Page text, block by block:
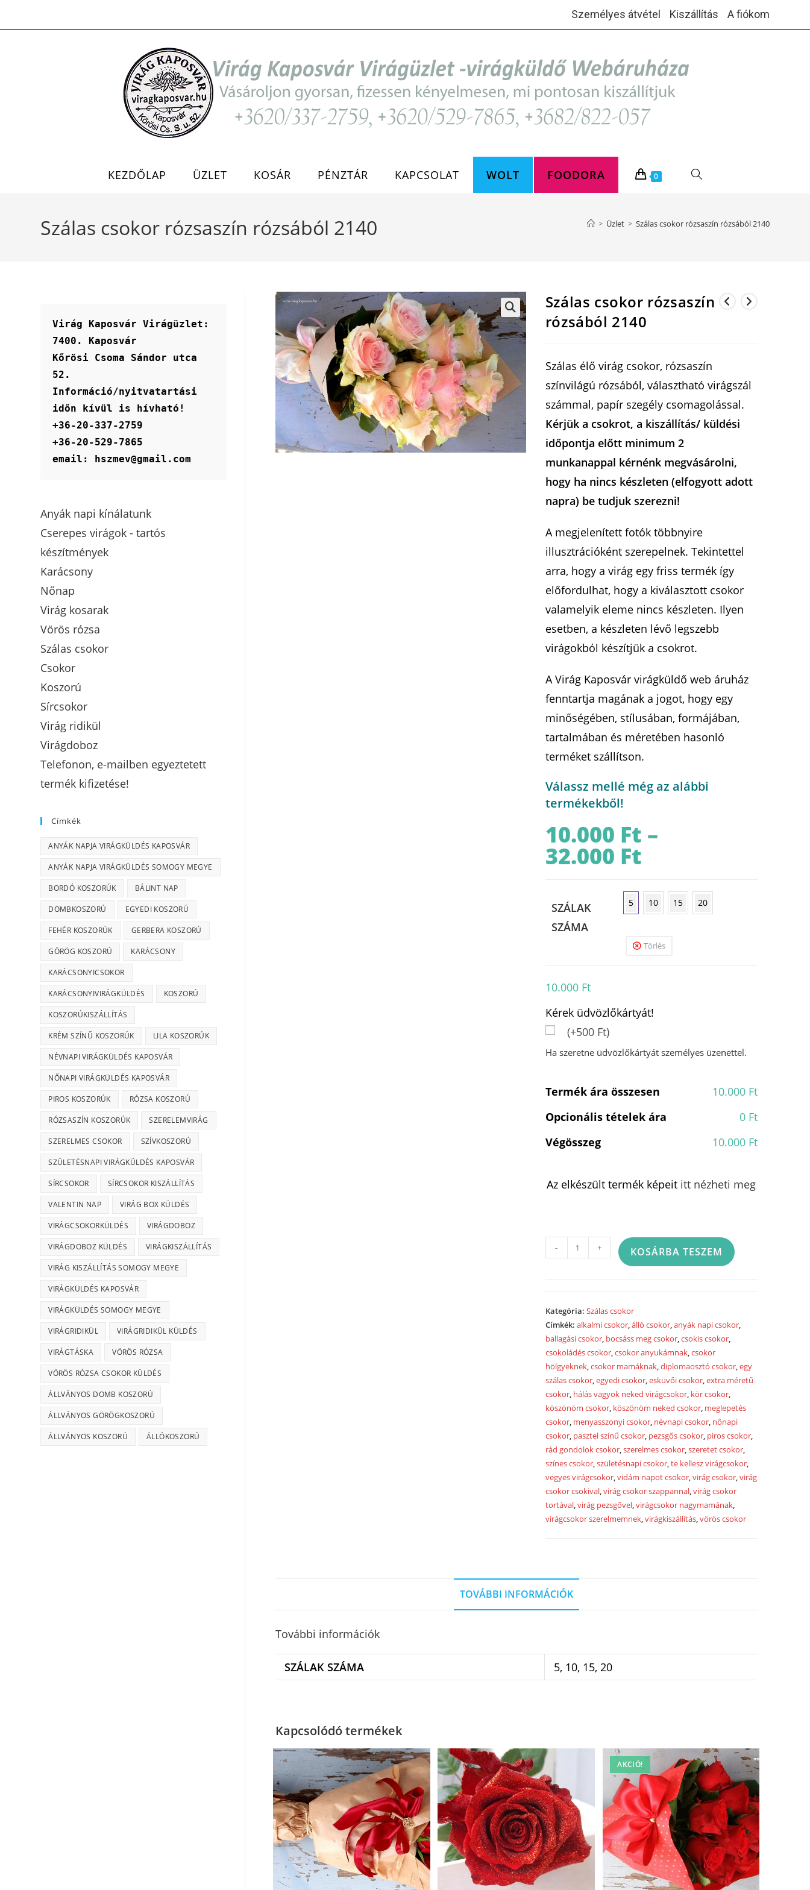
Személyes átvétel Kiszállítás A fiókom
KEZDŐLAP ÜZLET KOSÁR PÉNZTÁR KAPCSOLAT WOLT FOODORA 0 TOGGLE
Szálas csokor rózsaszín rózsából 2140 > Üzlet > Szálas csokor rózsaszín rózsából 2140
Szálas csokor rózsaszín
rózsából 2140
Szálas élő virág csokor, rózsaszín
színvilágú rózsából, választható virágszál
számmal, papír szegély csomagolással.
Kérjük a csokrot, a kiszállítás/ küldési
időpontja előtt minimum 2
munkanappal kérnénk megvásárolni,
hogy ha nincs készleten (elfogyott adott
napra) be tudjuk szerezni!
A megjelenített fotók többnyire
illusztrációként szerepelnek. Tekintettel
arra, hogy a virág egy friss termék így
előfordulhat, hogy a kiválasztott csokor
valamelyik eleme nincs készleten. Ilyen
esetben, a készleten lévő legszebb
virágokból készítjük a csokrot.
A Virág Kaposvár virágküldő web áruház
fenntartja magának a jogot, hogy egy
minőségében, stílusában, formájában,
tartalmában és méretében hasonló
terméket szállítson.
Válassz mellé még az alábbi
termékekből!
10.000 Ft –
32.000 Ft10.000 Ft
-
SZÁLAK
SZÁMA
5 10 15 20
Törlés
10.000 Ft
Kérek üdvözlőkártyát!
(+500 Ft)
Ha szeretne üdvözlőkártyát személyes üzenettel.
Termék ára összesen
10.000 Ft
Opcionális tételek ára
0 Ft
Végösszeg
10.000 Ft
Az elkészült termék képeit itt nézheti meg
csokor
mennyiség
- + KOSÁRBA TESZEM
Kategória: Szálas csokor
Címkék: alkalmi csokor,álló csokor,anyák napi csokor,
ballagási csokor, bocsáss meg csokor,csokis csokor,
csokoládés csokor,csokor anyukámnak,csokor
hölgyeknek,csokor mamáknak,diplomaosztó csokor,egy
szálas csokor,egyedi csokor,esküvői csokor,extra méretű
csokor, hálás vagyok neked virágcsokor, kör csokor,
köszönöm csokor, köszönöm neked csokor, meglepetés
csokor, menyasszonyi csokor, névnapi csokor, nőnapi
csokor, pasztel színű csokor, pezsgős csokor, piros csokor,
rád gondolok csokor,szerelmes csokor,szeretet csokor,
színes csokor,születésnapi csokor,te kellesz virágcsokor,
vegyes virágcsokor,vidám napot csokor,virág csokor,virág
csokor csokival,virág csokor szappannal,virág csokor
tortával,virág pezsgővel,virágcsokor nagymamának,
virágcsokor szerelmemnek,virágkiszállítás,vörös csokor
TOVÁBBI INFORMÁCIÓK
További információk
SZÁLAK SZÁMA 5, 10, 15, 20
Kapcsolódó termékek
AKCIÓ!
Virág Kaposvár Virágüzlet:
7400. Kaposvár
Kőrösi Csoma Sándor utca
52.
Információ/nyitvatartási
időn kívül is hívható!
+36-20-337-2759
+36-20-529-7865
email: hszmev@gmail.com
Anyák napi kínálatunk
Cserepes virágok - tartós
készítmények
Karácsony
Nőnap
Virág kosarak
Vörös rózsa
Szálas csokor
Csokor
Koszorú
Sírcsokor
Virág ridikül
Virágdoboz
Telefonon, e-mailben egyeztetett
termék kifizetése!
Címkék
ANYÁK NAPJA VIRÁGKÜLDÉS KAPOSVÁR
ANYÁK NAPJA VIRÁGKÜLDÉS SOMOGY MEGYE
BORDÓ KOSZORÚK BÁLINT NAP
DOMBKOSZORÚ EGYEDI KOSZORÚ
FEHÉR KOSZORÚK GERBERA KOSZORÚ
GÖRÖG KOSZORÚ KARÁCSONY
KARÁCSONYICSOKOR
KARÁCSONYIVIRÁGKÜLDÉS KOSZORÚ
KOSZORÚKISZÁLLÍTÁS
KRÉM SZÍNŰ KOSZORÚK LILA KOSZORÚK
NÉVNAPI VIRÁGKÜLDÉS KAPOSVÁR
NŐNAPI VIRÁGKÜLDÉS KAPOSVÁR
PIROS KOSZORÚK RÓZSA KOSZORÚ
RÓZSASZÍN KOSZORÚK SZERELEMVIRÁG
SZERELMES CSOKOR SZÍVKOSZORÚ
SZÜLETÉSNAPI VIRÁGKÜLDÉS KAPOSVÁR
SÍRCSOKOR SÍRCSOKOR KISZÁLLÍTÁS
VALENTIN NAP VIRÁG BOX KÜLDÉS
VIRÁGCSOKORKÜLDÉS VIRÁGDOBOZ
VIRÁGDOBOZ KÜLDÉS VIRÁGKISZÁLLÍTÁS
VIRÁG KISZÁLLÍTÁS SOMOGY MEGYE
VIRÁGKÜLDÉS KAPOSVÁR
VIRÁGKÜLDÉS SOMOGY MEGYE
VIRÁGRIDIKÜL VIRÁGRIDIKÜL KÜLDÉS
VIRÁGTÁSKA VÖRÖS RÓZSA
VÖRÖS RÓZSA CSOKOR KÜLDÉS
ÁLLVÁNYOS DOMB KOSZORÚ
ÁLLVÁNYOS GÖRÖGKOSZORÚ
ÁLLVÁNYOS KOSZORÚ ÁLLÓKOSZORÚ